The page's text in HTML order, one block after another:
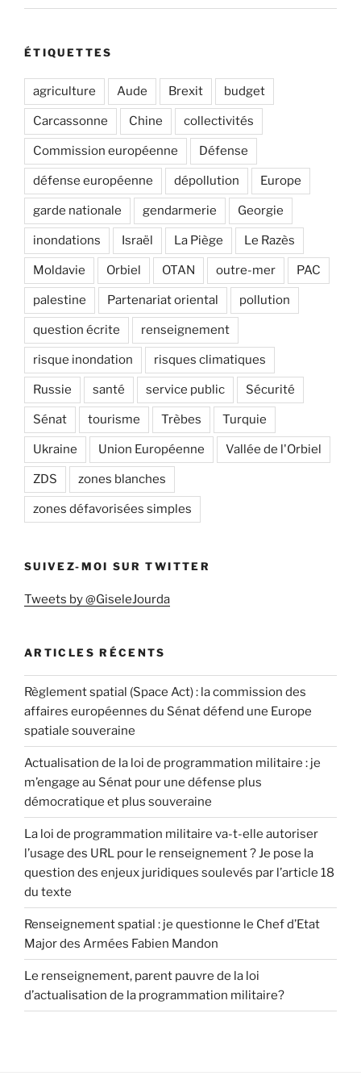
ÉTIQUETTES
agriculture Aude Brexit budget
Carcassonne Chine collectivités
Commission européenne Défense
défense européenne dépollution Europe
garde nationale gendarmerie Georgie
inondations Israël La Piège Le Razès
Moldavie Orbiel OTAN outre-mer PAC
palestine Partenariat oriental pollution
question écrite renseignement
risque inondation risques climatiques
Russie santé service public Sécurité
Sénat tourisme Trèbes Turquie
Ukraine Union Européenne Vallée de l'Orbiel
ZDS zones blanches
zones défavorisées simples
SUIVEZ-MOI SUR TWITTER
Tweets by @GiseleJourda
ARTICLES RÉCENTS
Règlement spatial (Space Act) : la commission des
affaires européennes du Sénat défend une Europe
spatiale souveraine
Actualisation de la loi de programmation militaire : je
m’engage au Sénat pour une défense plus
démocratique et plus souveraine
La loi de programmation militaire va-t-elle autoriser
l’usage des URL pour le renseignement ? Je pose la
question des enjeux juridiques soulevés par l’article 18
du texte
Renseignement spatial : je questionne le Chef d’Etat
Major des Armées Fabien Mandon
Le renseignement, parent pauvre de la loi
d’actualisation de la programmation militaire?